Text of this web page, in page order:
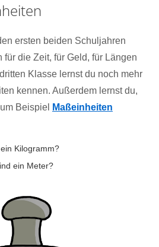
ersten beiden Schuljahren
die Zeit, für Geld, für Längen
Klasse lernst du noch mehr
kennen. Außerdem lernst du,
Beispiel
Maßeinheiten
Kilogramm?
ein Meter?